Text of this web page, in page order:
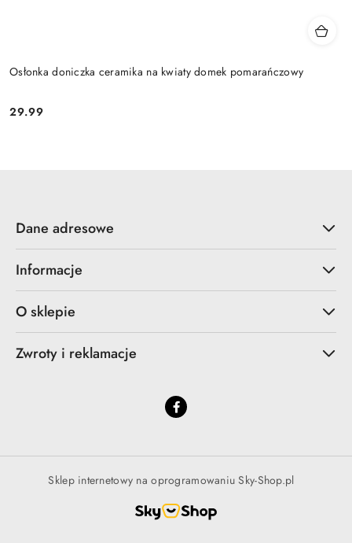
Osłonka doniczka ceramika na kwiaty domek pomarańczowy
Cena:
29.99
Dane adresowe
Informacje
O sklepie
Zwroty i reklamacje
Sklep internetowy na oprogramowaniu Sky-Shop.pl